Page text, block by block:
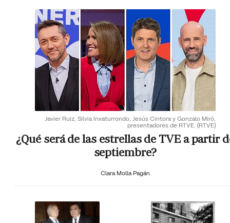
Javier Ruiz, Silvia Inxaturrondo, Jesús Cintora y Gonzalo Miró,
presentadores de RTVE. (RTVE)
¿Qué será de las estrellas de TVE a partir
septiembre?
Clara Molla Pagán